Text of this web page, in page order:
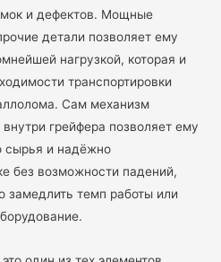
и дефектов. Мощные
детали позволяет ему
нагрузкой, которая и
транспортировки
Сам механизм
грейфера позволяет ему
сырья и надёжно
без возможности падений,
замедлить темп работы или